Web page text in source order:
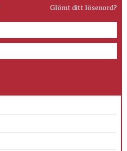
Glömt ditt lösenord?